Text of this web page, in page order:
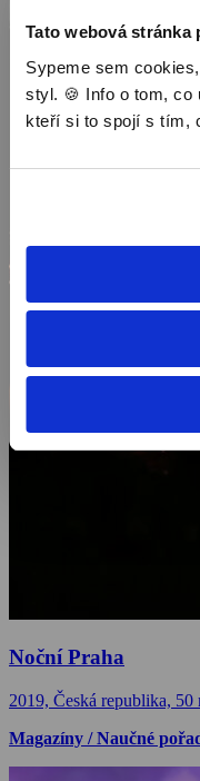
Tato webová stránka
Sypeme sem
styl. 🍪 Info o tom, co
kteří si to spojí s tím,
Noční Praha
2019, Česká republika, 50
Magazíny / Naučné